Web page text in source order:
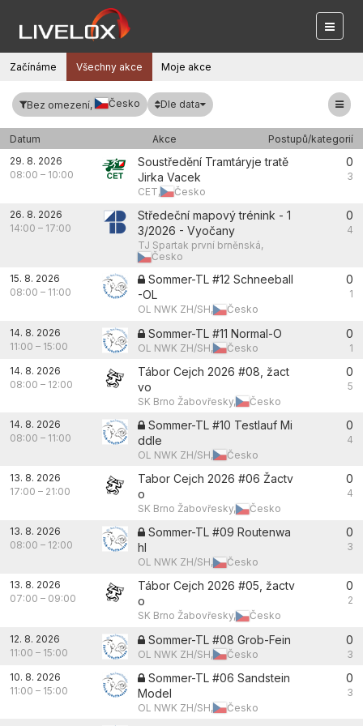
Začínáme Všechny akce Moje akce
Bez omezení, Česko Dle data
Datum Akce
Postupů/kategorií
29. 8. 2026
08:00 – 10:00
Soustředění Tramtáryje tratě
Jirka Vacek
CET, Česko
0
3
26. 8. 2026
14:00 – 17:00
Středeční mapový trénink - 1
3/2026 - Vyočany
TJ Spartak první brněnská,
Česko
0
4
15. 8. 2026
08:00 – 11:00
Sommer-TL #12 Schneeball
-OL
OL NWK ZH/SH, Česko
0
1
14. 8. 2026
11:00 – 15:00
Sommer-TL #11 Normal-O
OL NWK ZH/SH, Česko
0
1
14. 8. 2026
08:00 – 12:00
Tábor Cejch 2026 #08, žact
vo
SK Brno Žabovřesky, Česko
0
5
14. 8. 2026
08:00 – 11:00
Sommer-TL #10 Testlauf Mi
ddle
OL NWK ZH/SH, Česko
0
4
13. 8. 2026
17:00 – 21:00
Tabor Cejch 2026 #06 Žactv
o
SK Brno Žabovřesky, Česko
0
4
13. 8. 2026
08:00 – 12:00
Sommer-TL #09 Routenwa
hl
OL NWK ZH/SH, Česko
0
3
13. 8. 2026
07:00 – 09:00
Tábor Cejch 2026 #05, žactv
o
SK Brno Žabovřesky, Česko
0
2
12. 8. 2026
11:00 – 15:00
Sommer-TL #08 Grob-Fein
OL NWK ZH/SH, Česko
0
3
10. 8. 2026
11:00 – 15:00
Sommer-TL #06 Sandstein
Model
OL NWK ZH/SH, Česko
0
3